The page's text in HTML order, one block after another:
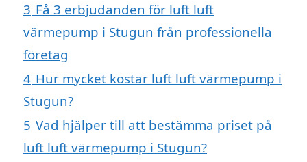
3 Få 3 erbjudanden för luft luft
värmepump i Stugun från professionella
företag
4 Hur mycket kostar luft luft värmepump i
Stugun?
5 Vad hjälper till att bestämma priset på
luft luft värmepump i Stugun?